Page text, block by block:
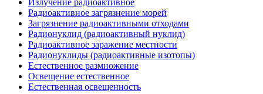
Излучение радиоактивное
Радиоактивное загрязнение морей
Загрязнение радиоактивными отходами
Радионуклид (радиоактивный нуклид)
Радиоактивное заражение местности
Радионуклиды (радиоактивные изотопы)
Естественное размножение
Освещение естественное
Естественная освещенность